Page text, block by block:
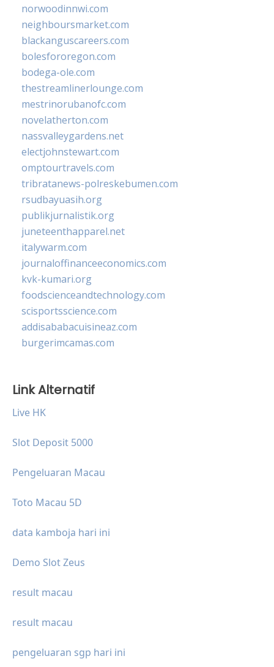
norwoodinnwi.com
neighboursmarket.com
blackanguscareers.com
bolesfororegon.com
bodega-ole.com
thestreamlinerlounge.com
mestrinorubanofc.com
novelatherton.com
nassvalleygardens.net
electjohnstewart.com
omptourtravels.com
tribratanews-polreskebumen.com
rsudbayuasih.org
publikjurnalistik.org
juneteenthapparel.net
italywarm.com
journaloffinanceeconomics.com
kvk-kumari.org
foodscienceandtechnology.com
scisportsscience.com
addisababacuisineaz.com
burgerimcamas.com
Link Alternatif
Live HK
Slot Deposit 5000
Pengeluaran Macau
Toto Macau 5D
data kamboja hari ini
Demo Slot Zeus
result macau
result macau
pengeluaran sgp hari ini